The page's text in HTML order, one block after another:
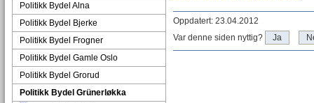
Politikk Bydel Alna
Politikk Bydel Bjerke
Politikk Bydel Frogner
Politikk Bydel Gamle Oslo
Politikk Bydel Grorud
Politikk Bydel Grünerløkka
Oppdatert: 23.04.2012
Var denne siden nyttig?
Ja